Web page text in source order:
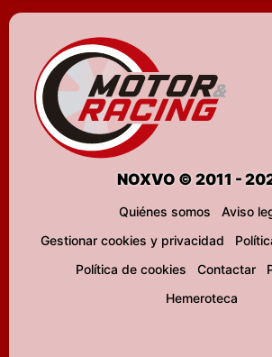
NOXVO © 2011 -
Quiénes somos
Aviso
Gestionar cookies y privacidad
Política de cookies
Contactar
Hemeroteca